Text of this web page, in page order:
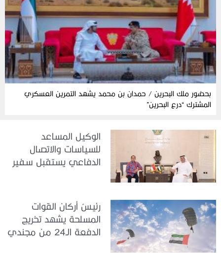
بحضور ملك البحرين / حمدان بن محمد يشهد التمرين العسكري
المشترك “درع البحرين”
الوكيل المساعد
للسياسات والاتصال
الدفاعي يستقبل سفير
رئيسُ أركان القوات
المسلحة يشهد تخريج
الدفعة الـ24 من مجندي